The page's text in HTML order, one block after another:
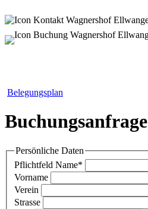
Belegungsplan
Buchungsanfrage
Persönliche Daten
Pflichtfeld Name*
Vorname
Verein
Strasse